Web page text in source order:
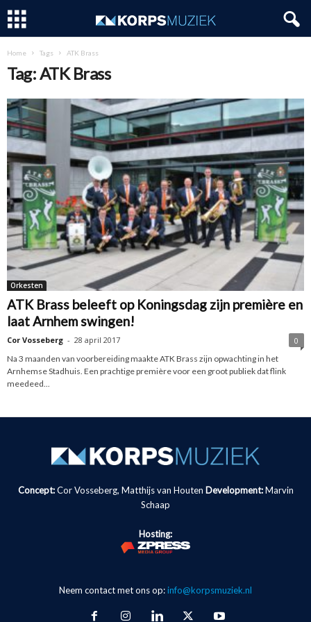
Home Tags ATK Brass
Tag: ATK Brass
Orkesten
ATK Brass beleeft op Koningsdag zijn première en
laat Arnhem swingen!
Cor Vosseberg - 28 april 2017
0
Na 3 maanden van voorbereiding maakte ATK Brass zijn opwachting in het
Arnhemse Stadhuis. Een prachtige première voor een groot publiek dat flink
meedeed...
Concept:Cor Vosseberg, Matthijs van Houten Development: Marvin
Schaap
Hosting:
Neem contact met ons op:info@korpsmuziek.nl